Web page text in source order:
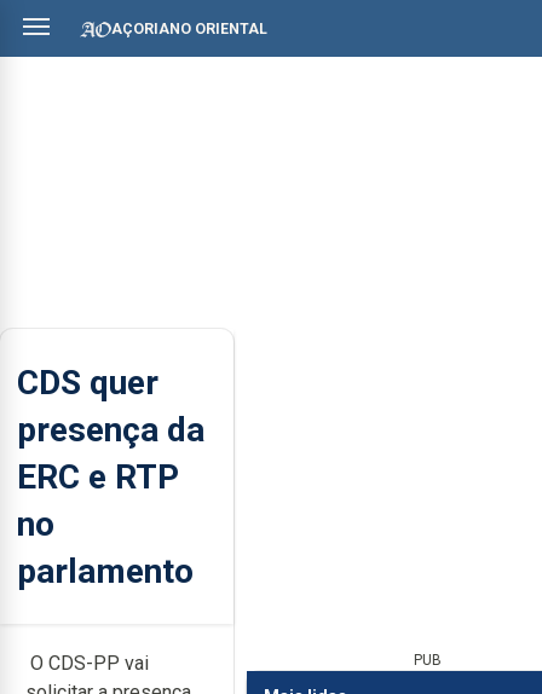
AÇORIANO ORIENTAL
CDS quer
presença da
ERC e RTP
no
parlamento
O CDS-PP vai
PUB